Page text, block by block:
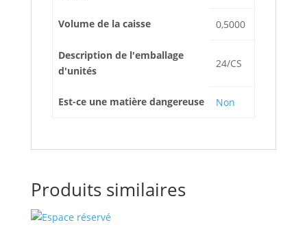
Volume de la caisse 0,5000
Description de l'emballage
d'unités
24/CS
Est-ce une matière dangereuse Non
Produits similaires